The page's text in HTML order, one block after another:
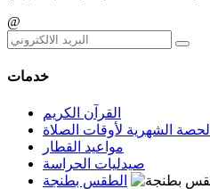
@
خدمات
القرآن الكريم
الحصة الشهرية لأوقات الصلاة
مواعيد القطار
صيدليات الحراسة
الطقس بطنجة